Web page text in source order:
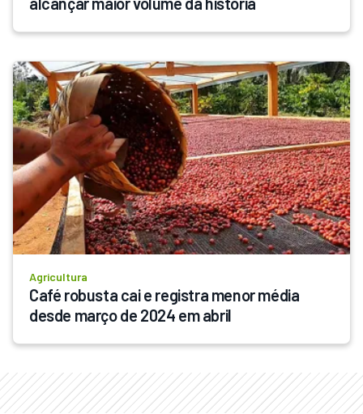
Agricultura
Café robusta cai e registra menor média
desde março de 2024 em abril